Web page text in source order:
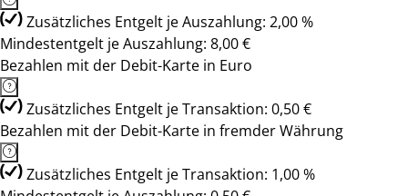
Zusätzliches Entgelt je Auszahlung: 2,00 %
Mindestentgelt je Auszahlung: 8,00 €
Bezahlen mit der Debit-Karte in Euro
Zusätzliches Entgelt je Transaktion: 0,50 €
Bezahlen mit der Debit-Karte in fremder Währung
Zusätzliches Entgelt je Transaktion: 1,00 %